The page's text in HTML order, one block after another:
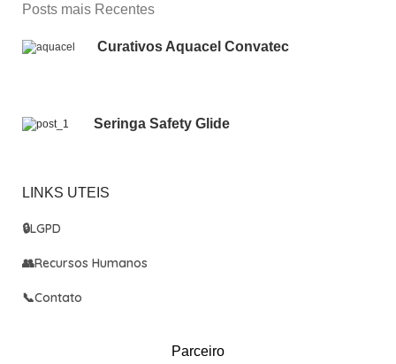
Posts mais Recentes
Curativos Aquacel Convatec
Seringa Safety Glide
LINKS UTEIS
🔒LGPD
👥Recursos Humanos
📞Contato
Parceiro